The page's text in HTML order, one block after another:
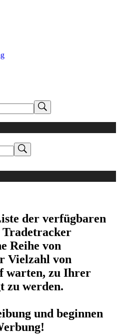
der verfügbaren
Tradetracker
Reihe von
Vielzahl von
warten, zu Ihrer
zu werden.
und beginnen